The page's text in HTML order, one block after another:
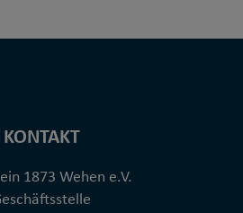
KONTAKT
1873 Wehen e.V.